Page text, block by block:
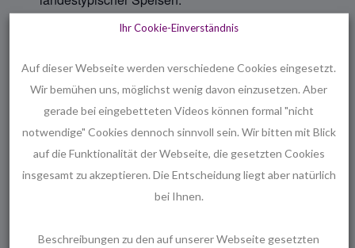
finden Sie
hier
Zum Kalender Hinzufügen
Ihr Cookie-Einverständnis
Auf dieser Webseite werden verschiedene Cookies eingesetzt.
Wir bemühen uns, möglichst wenig davon einzusetzen. Aber
gerade bei eingebetteten Videos können formal "nicht
notwendige" Cookies dennoch sinnvoll sein. Wir bitten mit Blick
auf die Funktionalität der Webseite, die gesetzten Cookies
insgesamt zu akzeptieren. Die Entscheidung liegt aber natürlich
bei Ihnen.
Beschreibungen zu den auf unserer Webseite gesetzten